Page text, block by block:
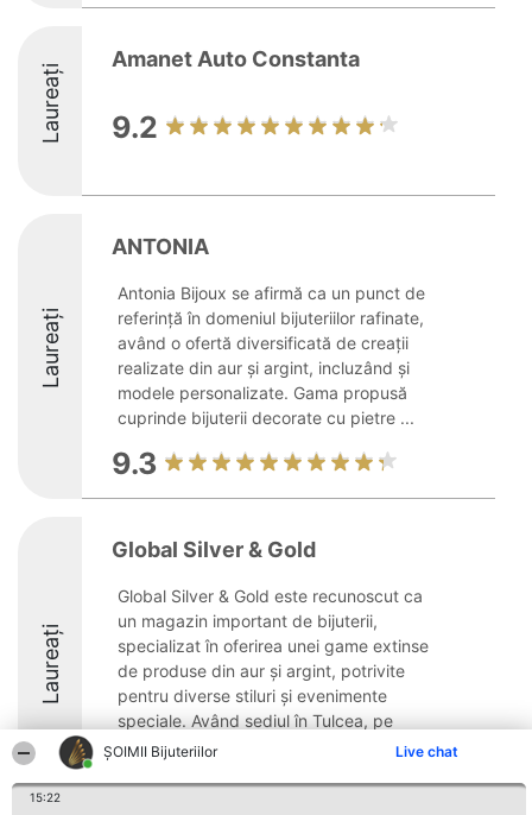
ŞOIMII Bijuteriilor Live chat
15:22
Laureați
Amanet Auto Constanta
9.2
Laureați
ANTONIA
Antonia Bijoux se afirmă ca un punct de
referință în domeniul bijuteriilor rafinate,
având o ofertă diversificată de creații
realizate din aur și argint, incluzând și
modele personalizate. Gama propusă
cuprinde bijuterii decorate cu pietre ...
9.3
Laureați
Global Silver & Gold
Global Silver & Gold este recunoscut ca
un magazin important de bijuterii,
specializat în oferirea unei game extinse
de produse din aur și argint, potrivite
pentru diverse stiluri și evenimente
speciale. Având sediul în Tulcea, pe
Strada Isaccei ...
9